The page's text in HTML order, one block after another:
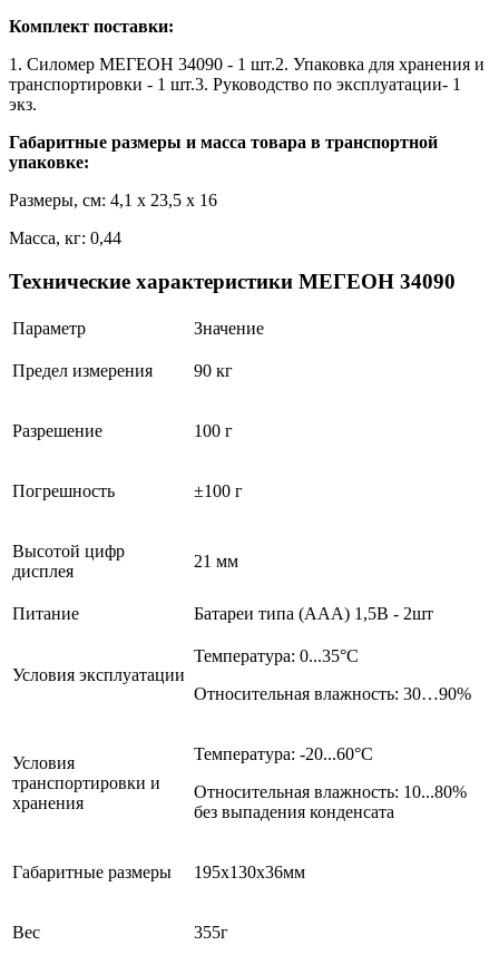
Комплект поставки:
1. Силомер МЕГЕОН 34090 - 1 шт.2. Упаковка для хранения и
транспортировки - 1 шт.3. Руководство по эксплуатации- 1
экз.
Габаритные размеры и масса товара в транспортной
упаковке:
Размеры, см: 4,1 x 23,5 x 16
Масса, кг: 0,44
Технические характеристики МЕГЕОН 34090
Параметр Значение
Предел измерения 90 кг
Разрешение 100 г
Погрешность ±100 г
Высотой цифр
дисплея
21 мм
Питание Батареи типа (ААА) 1,5В - 2шт
Условия эксплуатации
Температура: 0...35°С
Относительная влажность: 30…90%
Условия
транспортировки и
хранения
Температура: -20...60°С
Относительная влажность: 10...80%
без выпадения конденсата
Габаритные размеры 195х130х36мм
Вес 355г